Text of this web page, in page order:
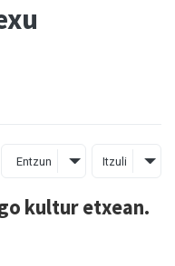
Entzun Itzuli
kultur etxean.